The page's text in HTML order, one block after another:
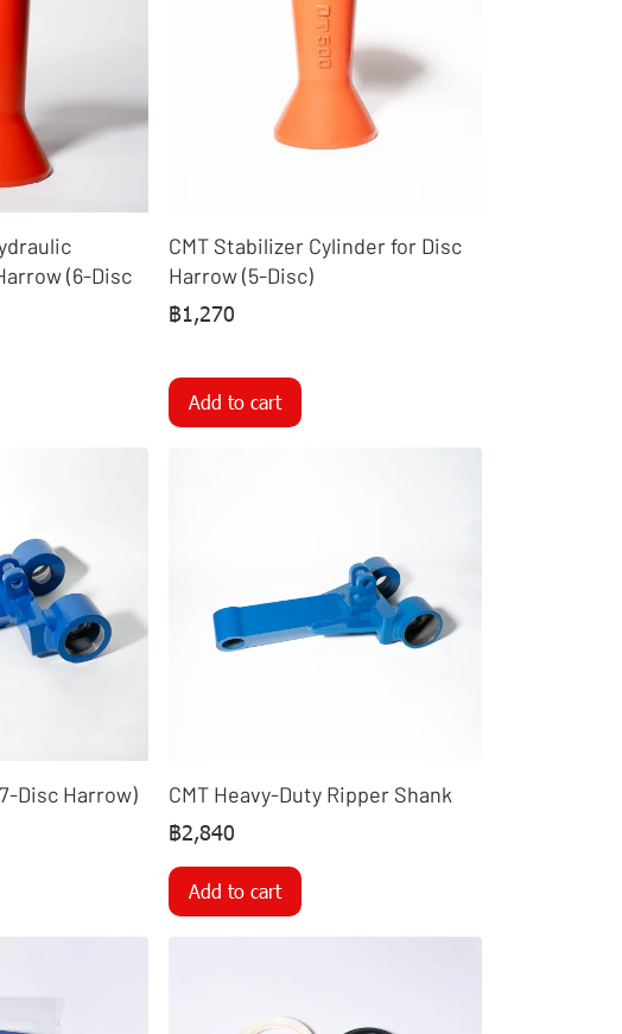
(6-Disc
CMT Stabilizer Cylinder for Disc
Harrow (5-Disc)
฿1,270
Add to cart
Disc Harrow) CMT Heavy-Duty Ripper Shank
฿2,840
Add to cart